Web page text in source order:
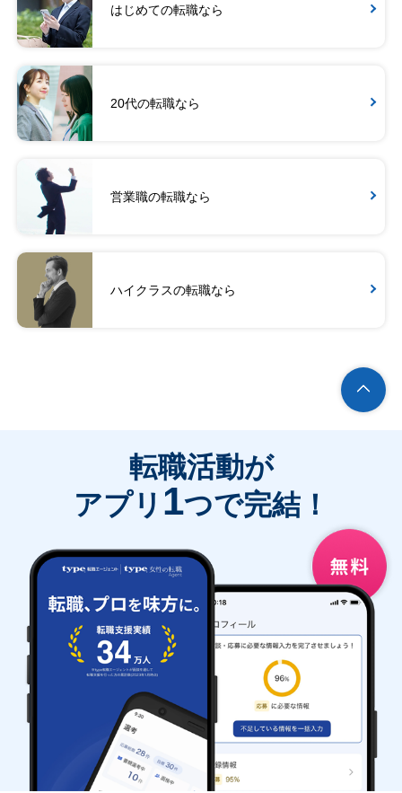
はじめての転職なら
20代の転職なら
営業職の転職なら
ハイクラスの転職なら
転職活動が
アプリ 1つで完結！